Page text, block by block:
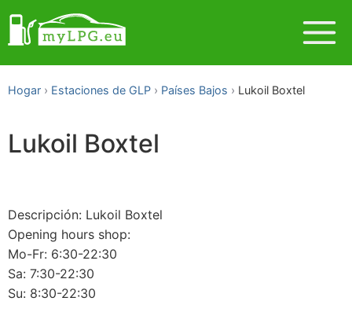
Hogar Estaciones de GLP Países Bajos Lukoil Boxtel
Lukoil Boxtel
Descripción: Lukoil Boxtel
Opening hours shop:
Mo-Fr: 6:30-22:30
Sa: 7:30-22:30
Su: 8:30-22:30